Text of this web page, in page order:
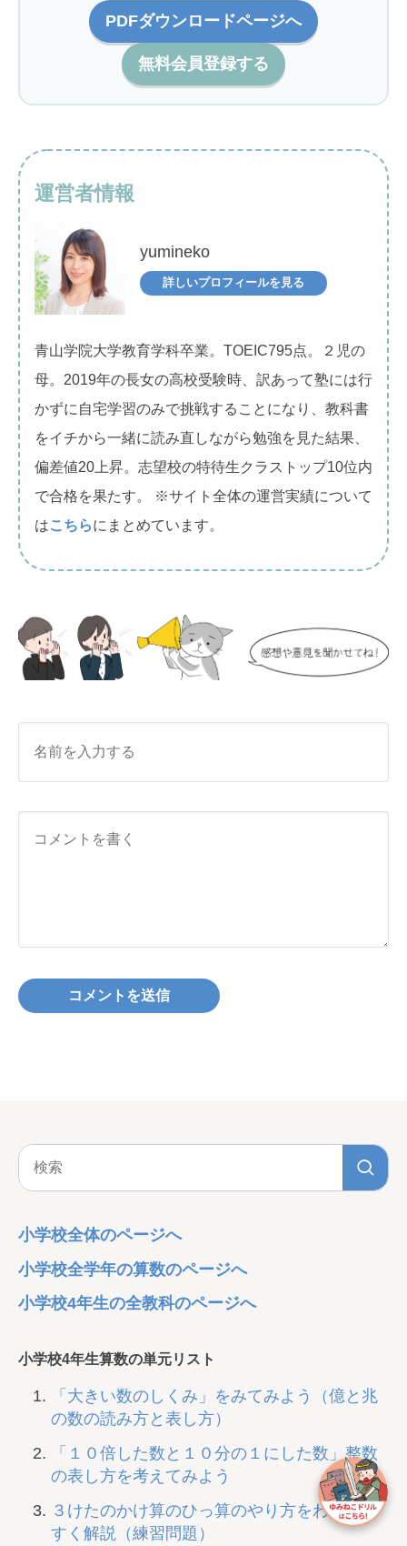
PDFダウンロードページへ
無料会員登録する
運営者情報
yumineko
詳しいプロフィールを見る
青山学院大学教育学科卒業。TOEIC795点。２児の
母。2019年の長女の高校受験時、訳あって塾には行
かずに自宅学習のみで挑戦することになり、教科書
をイチから一緒に読み直しながら勉強を見た結果、
偏差値20上昇。志望校の特待生クラストップ10位内
で合格を果たす。 ※サイト全体の運営実績について
はこちらにまとめています。
小学校全体のページへ
小学校全学年の算数のページへ
小学校4年生の全教科のページへ
小学校4年生算数の単元リスト
「大きい数のしくみ」をみてみよう（億と兆
の数の読み方と表し方）
「１０倍した数と１０分の１にした数」整数
の表し方を考えてみよう
３けたのかけ算のひっ算のやり方をわかりや
すく解説（練習問題）